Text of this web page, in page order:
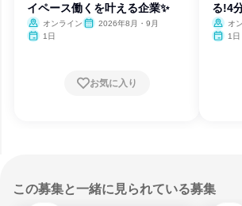
イペース働くを叶える企業✨
オンライン
2026年8月・9月
1日
お気に入り
る!4
オ
1日
この募集と一緒に見られている募集